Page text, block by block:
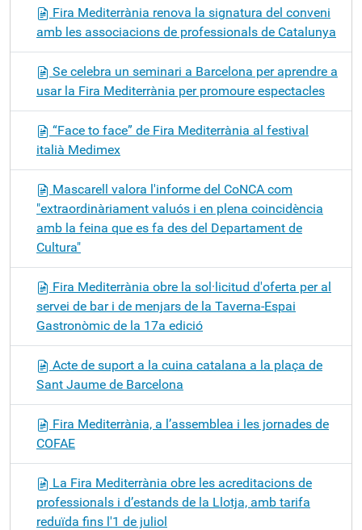
Fira Mediterrània renova la signatura del conveni
amb les associacions de professionals de Catalunya
Se celebra un seminari a Barcelona per aprendre a
usar la Fira Mediterrània per promoure espectacles
“Face to face” de Fira Mediterrània al festival
italià Medimex
Mascarell valora l'informe del CoNCA com
"extraordinàriament valuós i en plena coincidència
amb la feina que es fa des del Departament de
Cultura"
Fira Mediterrània obre la sol·licitud d'oferta per al
servei de bar i de menjars de la Taverna-Espai
Gastronòmic de la 17a edició
Acte de suport a la cuina catalana a la plaça de
Sant Jaume de Barcelona
Fira Mediterrània, a l’assemblea i les jornades de
COFAE
La Fira Mediterrània obre les acreditacions de
professionals i d’estands de la Llotja, amb tarifa
reduïda fins l'1 de juliol